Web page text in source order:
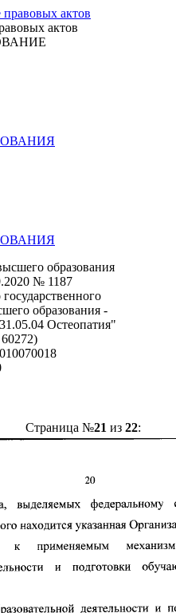
актов
образования
№ 1187
образования -
Остеопатия"
Страница №21 из 22: